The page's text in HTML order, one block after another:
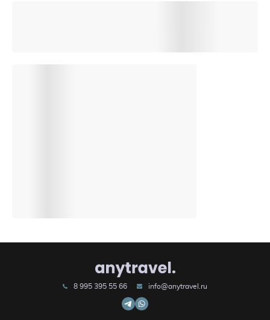
8 995 395 55 66 info@anytravel.ru